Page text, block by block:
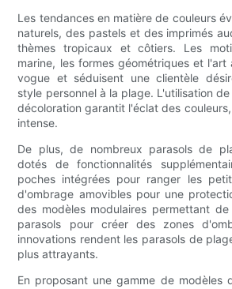
Les tendances en matière de couleurs
naturels, des pastels et des imprimés
thèmes tropicaux et côtiers. Les
marine, les formes géométriques et
vogue et séduisent une clientèle
style personnel à la plage. L'utilisation
décoloration garantit l'éclat des
intense.
De plus, de nombreux parasols de
dotés de fonctionnalités
poches intégrées pour ranger les
d'ombrage amovibles pour une
des modèles modulaires permettant
parasols pour créer des zones
innovations rendent les parasols de
plus attrayants.
En proposant une gamme de modèles